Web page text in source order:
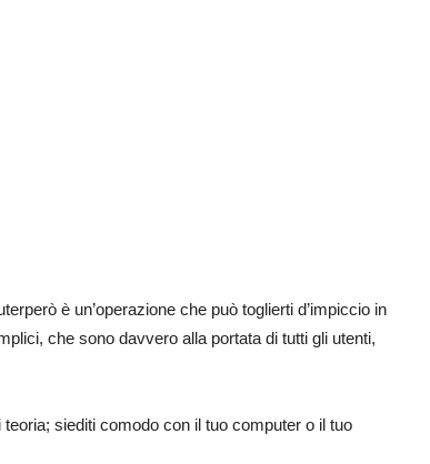
è un’operazione che può toglierti d’impiccio in
che sono davvero alla portata di tutti gli utenti,
siediti comodo con il tuo computer o il tuo